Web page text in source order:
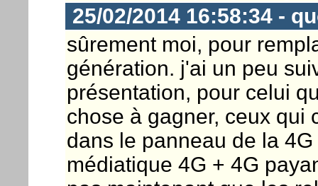
25/02/2014 16:58:34 -
sûrement moi, pour
génération. j'ai un peu
présentation, pour celui
chose à gagner, ceux qui
dans le panneau de la
médiatique 4G + 4G